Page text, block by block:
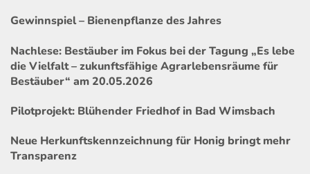
Gewinnspiel – Bienenpflanze des Jahres
Nachlese: Bestäuber im Fokus bei der Tagung „Es lebe
die Vielfalt – zukunftsfähige Agrarlebensräume für
Bestäuber“ am 20.05.2026
Pilotprojekt: Blühender Friedhof in Bad Wimsbach
Neue Herkunftskennzeichnung für Honig bringt mehr
Transparenz